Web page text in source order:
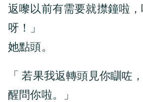
返嚟以前有需要就㩒鐘啦
呀！」
她點頭。
「 若果我返轉頭見你瞓咗
醒問你啦。」